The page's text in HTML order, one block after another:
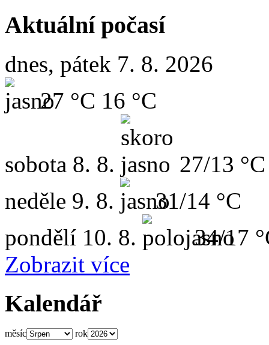
Aktuální počasí
dnes, pátek 7. 8. 2026
27 °C 16 °C
sobota 8. 8.
27/13 °C
neděle 9. 8.
31/14 °C
pondělí 10. 8.
34/17
Zobrazit více
Kalendář
měsíc rok